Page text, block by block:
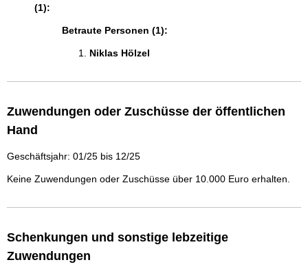
(1):
Betraute Personen (1):
Niklas Hölzel
Zuwendungen oder Zuschüsse der öffentlichen
Hand
Geschäftsjahr: 01/25 bis 12/25
Keine Zuwendungen oder Zuschüsse über 10.000 Euro erhalten.
Schenkungen und sonstige lebzeitige
Zuwendungen